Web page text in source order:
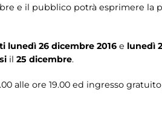
e il pubblico potrà esprimere la
lunedì 26 dicembre 2016 e lunedì
il 25 dicembre.
alle ore 19.00 ed ingresso